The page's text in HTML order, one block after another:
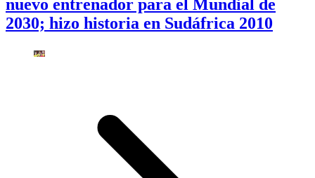
nuevo entrenador para el Mundial de
2030; hizo historia en Sudáfrica 2010